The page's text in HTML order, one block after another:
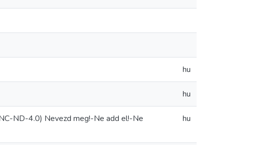
hu
hu
ND-4.0) Nevezd meg!-Ne add el!-Ne
hu